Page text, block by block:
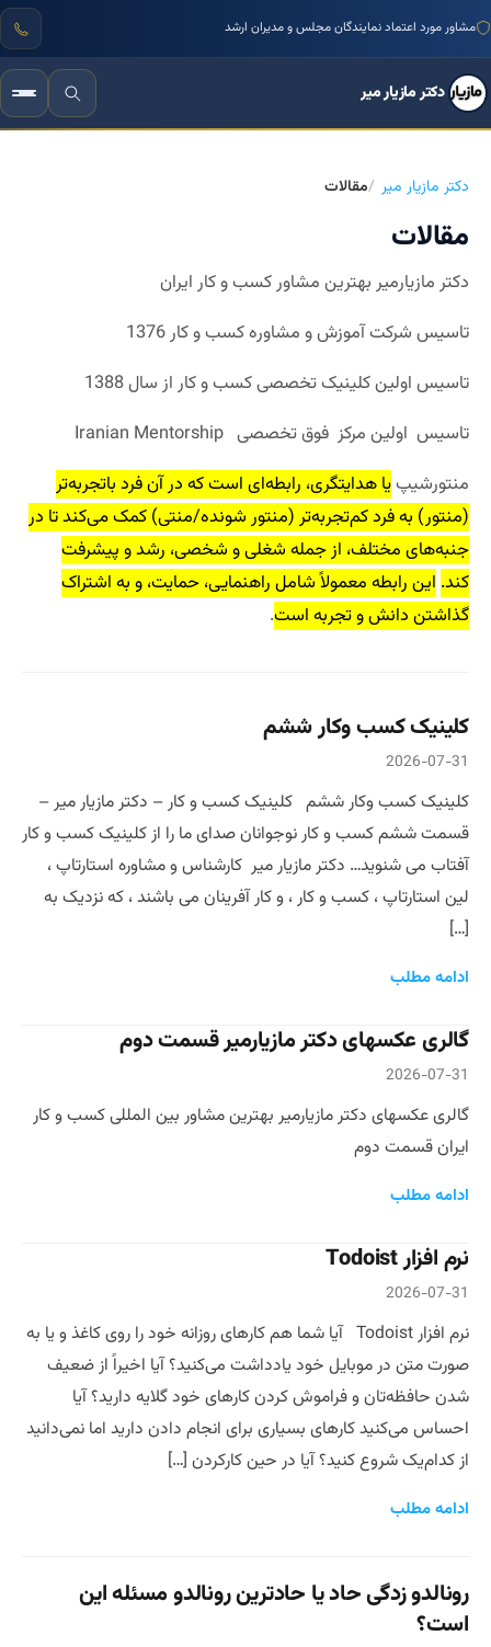
مشاور مورد اعتماد نمایندگان مجلس و مدیران ارشد
دکتر مازیار میر
دکتر مازیار میر مقالات
مقالات
دکتر مازیارمیر بهترین مشاور کسب و کار ایران
تاسیس شرکت آموزش و مشاوره کسب و کار 1376
تاسیس اولین کلینیک تخصصی کسب و کار از سال 1388
تاسیس اولین مرکز فوق تخصصی Mentorship
منتورشیپیا هدایتگری، رابطه‌ای است که در آن فرد باتجربه‌تر
(منتور) به فرد کم‌تجربه‌تر (منتور شونده/منتی) کمک می‌کند تا در
جنبه‌های مختلف، از جمله شغلی و شخصی، رشد و پیشرفت
کند. این رابطه معمولاً شامل راهنمایی، حمایت، و به اشتراک
گذاشتن دانش و تجربه است.
کلینیک کسب وکار ششم
2026-07-31
کلینیک کسب وکار ششم کلینیک کسب و کار – دکتر مازیار میر –
قسمت ششم کسب و کار نوجوانان صدای ما را از کلینیک کسب و کار
آفتاب می شنوید… دکتر مازیار میر کارشناس و مشاوره استارتاپ ،
لین استارتاپ ، کسب و کار ، و کار آفرینان می باشند ، که نزدیک به
[…]
ادامه مطلب
گالری عکسهای دکتر مازیارمیر قسمت دوم
2026-07-31
گالری عکسهای دکتر مازیارمیر بهترین مشاور بین المللی کسب و کار
ایران قسمت دوم
ادامه مطلب
نرم افزار Todoist
2026-07-31
نرم افزار Todoist آیا شما هم کارهای روزانه‌ خود را روی کاغذ و یا به
صورت متن در موبایل خود یادداشت می‌کنید؟ آیا اخیراً از ضعیف
شدن حافظه‌تان و فراموش کردن کارهای خود گلایه دارید؟ آیا
احساس می‌کنید کارهای بسیاری برای انجام دادن دارید اما نمی‌دانید
از کدام‌یک شروع کنید؟ آیا در حین کارکردن […]
ادامه مطلب
رونالدو زدگی حاد یا حادترین رونالدو مسئله این
است؟